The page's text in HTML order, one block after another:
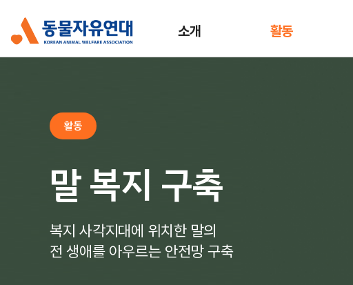
소개 활동
활동
말 복지 구축
복지 사각지대에 위치한 말의
전 생애를 아우르는 안전망 구축